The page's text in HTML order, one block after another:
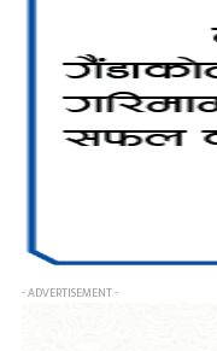
- ADVERTISEMENT -